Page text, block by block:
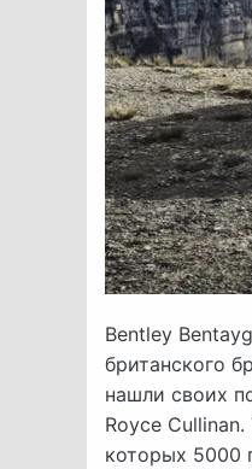
Bentley
британского
нашли своих
Royce
которых 5000